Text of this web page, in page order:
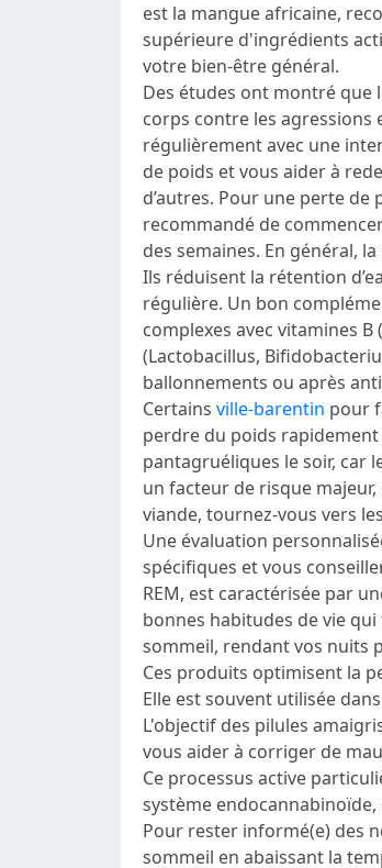
est la mangue africaine,
supérieure d'ingrédients
votre bien-être général.
Des études ont montré
corps contre les agressions
régulièrement avec une
de poids et vous aider à
d’autres. Pour une perte
recommandé de
des semaines. En général,
Ils réduisent la rétention
régulière. Un bon
complexes avec vitamines
(Lactobacillus,
ballonnements ou après
Certains ville-barentin pour
perdre du poids
pantagruéliques le soir, car
un facteur de risque
viande, tournez-vous vers
Une évaluation
spécifiques et vous
REM, est caractérisée par
bonnes habitudes de vie
sommeil, rendant vos nuits
Ces produits optimisent la
Elle est souvent utilisée
L'objectif des pilules
vous aider à corriger de
Ce processus active
système
Pour rester informé(e) des
sommeil en abaissant la